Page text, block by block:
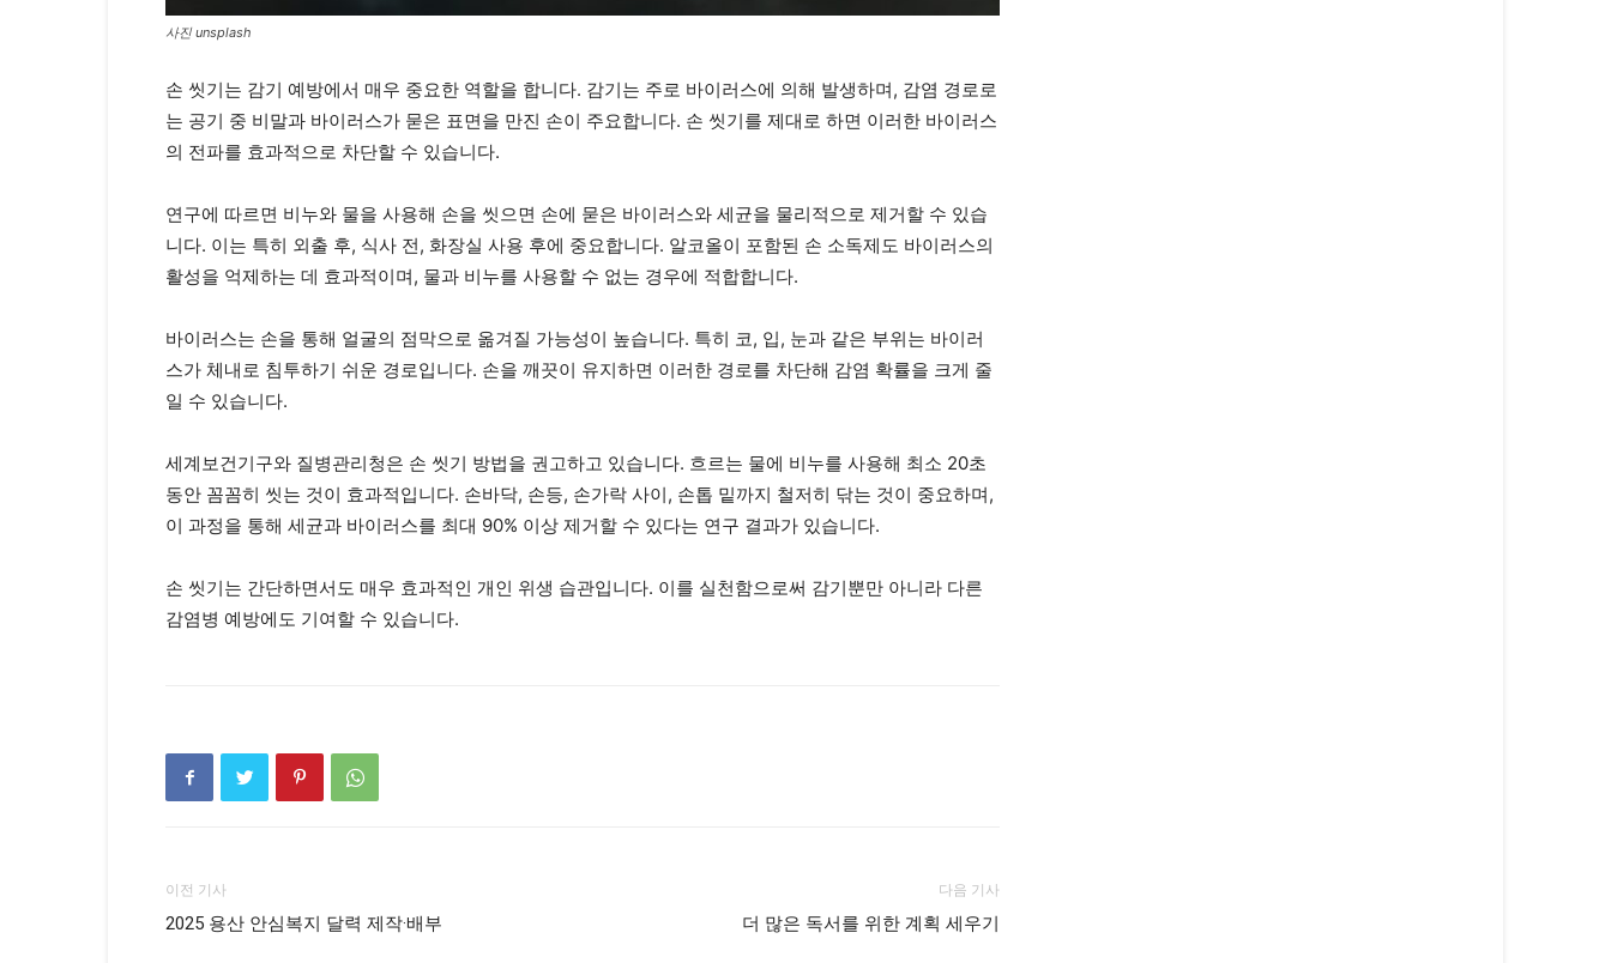
사진 unsplash
손 씻기는 감기 예방에서 매우 중요한 역할을 합니다. 감기는 주로 바이러스에 의해 발생하며, 감염 경로로
는 공기 중 비말과 바이러스가 묻은 표면을 만진 손이 주요합니다. 손 씻기를 제대로 하면 이러한 바이러스
의 전파를 효과적으로 차단할 수 있습니다.
연구에 따르면 비누와 물을 사용해 손을 씻으면 손에 묻은 바이러스와 세균을 물리적으로 제거할 수 있습
니다. 이는 특히 외출 후, 식사 전, 화장실 사용 후에 중요합니다. 알코올이 포함된 손 소독제도 바이러스의
활성을 억제하는 데 효과적이며, 물과 비누를 사용할 수 없는 경우에 적합합니다.
바이러스는 손을 통해 얼굴의 점막으로 옮겨질 가능성이 높습니다. 특히 코, 입, 눈과 같은 부위는 바이러
스가 체내로 침투하기 쉬운 경로입니다. 손을 깨끗이 유지하면 이러한 경로를 차단해 감염 확률을 크게 줄
일 수 있습니다.
세계보건기구와 질병관리청은 손 씻기 방법을 권고하고 있습니다. 흐르는 물에 비누를 사용해 최소 20초
동안 꼼꼼히 씻는 것이 효과적입니다. 손바닥, 손등, 손가락 사이, 손톱 밑까지 철저히 닦는 것이 중요하며,
이 과정을 통해 세균과 바이러스를 최대 90% 이상 제거할 수 있다는 연구 결과가 있습니다.
손 씻기는 간단하면서도 매우 효과적인 개인 위생 습관입니다. 이를 실천함으로써 감기뿐만 아니라 다른
감염병 예방에도 기여할 수 있습니다.
이전 기사
2025 용산 안심복지 달력 제작·배부
다음 기사
더 많은 독서를 위한 계획 세우기